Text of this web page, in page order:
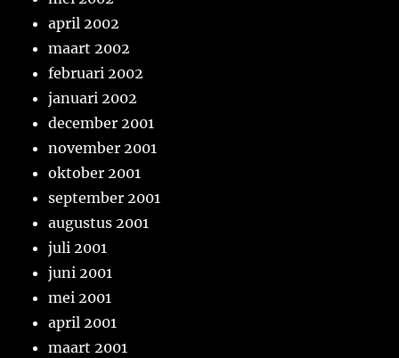
april 2002
maart 2002
februari 2002
januari 2002
december 2001
november 2001
oktober 2001
september 2001
augustus 2001
juli 2001
juni 2001
mei 2001
april 2001
maart 2001